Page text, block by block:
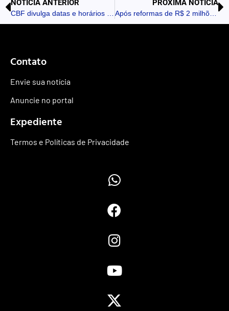
NOTÍCIA ANTERIOR PRÓXIMA NOTÍCIA
Após reformas de R$ 2 milhões, Detran-PR reinaugura Ciretrans de Apucarana e Londrina
Contato
Envie sua notícia
Anuncie no portal
Expediente
Termos e Políticas de Privacidade